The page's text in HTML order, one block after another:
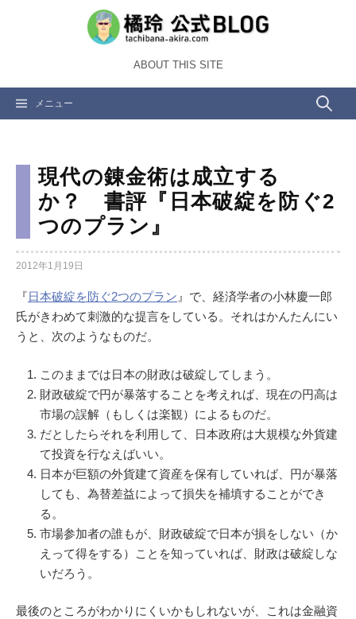
ツ
ABOUT THIS SITE
メニュー 検
現代の錬金術は成立する
か？ 書評『日本破綻を防ぐ2
つのプラン』
2012年1月19日
『日本破綻を防ぐ2つのプラン 』で、経済学者の小林慶一郎
氏がきわめて刺激的な提言をしている。それはかんたんにい
うと、次のようなものだ。
このままでは日本の財政は破綻してしまう。
財政破綻で円が暴落することを考えれば、現在の円高は
市場の誤解（もしくは楽観）によるものだ。
だとしたらそれを利用して、日本政府は大規模な外貨建
て投資を行なえばいい。
日本が巨額の外貨建て資産を保有していれば、円が暴落
しても、為替差益によって損失を補填することができ
る。
市場参加者の誰もが、財政破綻で日本が損をしない（か
えって得をする）ことを知っていれば、財政は破綻しな
いだろう。
最後のところがわかりにくいかもしれないが、これは金融資